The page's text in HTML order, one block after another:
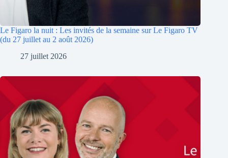
Le Figaro la nuit : Les invités de la semaine sur Le Figaro TV
(du 27 juillet au 2 août 2026)
27 juillet 2026